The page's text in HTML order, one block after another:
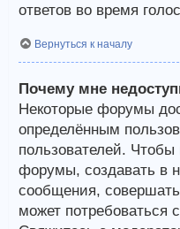
ответов во время
Вернуться к началу
Почему мне
Некоторые форумы
определённым
пользователей. Чтобы
форумы, создавать в
сообщения,
может потребоваться